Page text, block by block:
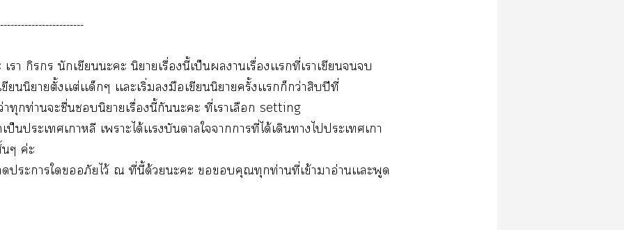
า กิร นักเขียนะะ นิยายเรื่องนี้เป็นานเรื่องเเที่เาเขียน
ยนนิยายตั้งเเต่เเด็กๆ เเะเริ่มมือเขียนนิยายครั้งเเก็กว่าสิบปีที่
ว่าทุกท่านะชื่นนิยายเรื่องนี้กันะะ ที่เาเลือก setting
ป็นะเเกาหลี เาะได้เเบันดาลใาาที่ได้เดินาไะเเกา
นๆ ค่ะ
ะาใอภัยไว้ ณ ที่นี้ด้วยะะ คุณทุกท่านที่เข้าาอ่านเเะพูด